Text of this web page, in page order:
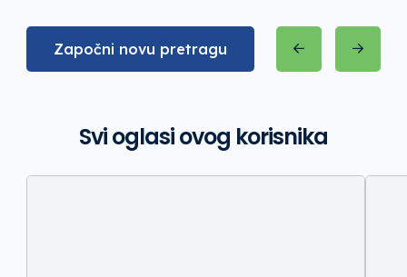
Započni novu pretragu
Svi oglasi ovog korisnika